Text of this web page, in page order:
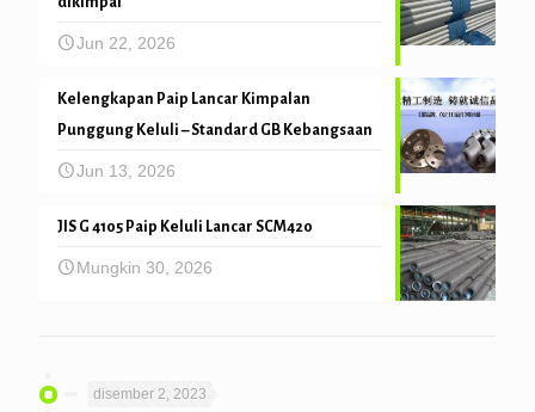
Jun 22, 2026
Kelengkapan Paip Lancar Kimpalan
Punggung Keluli – Standard GB Kebangsaan
Jun 13, 2026
JIS G 4105 Paip Keluli Lancar SCM420
Mungkin 30, 2026
disember 2, 2023